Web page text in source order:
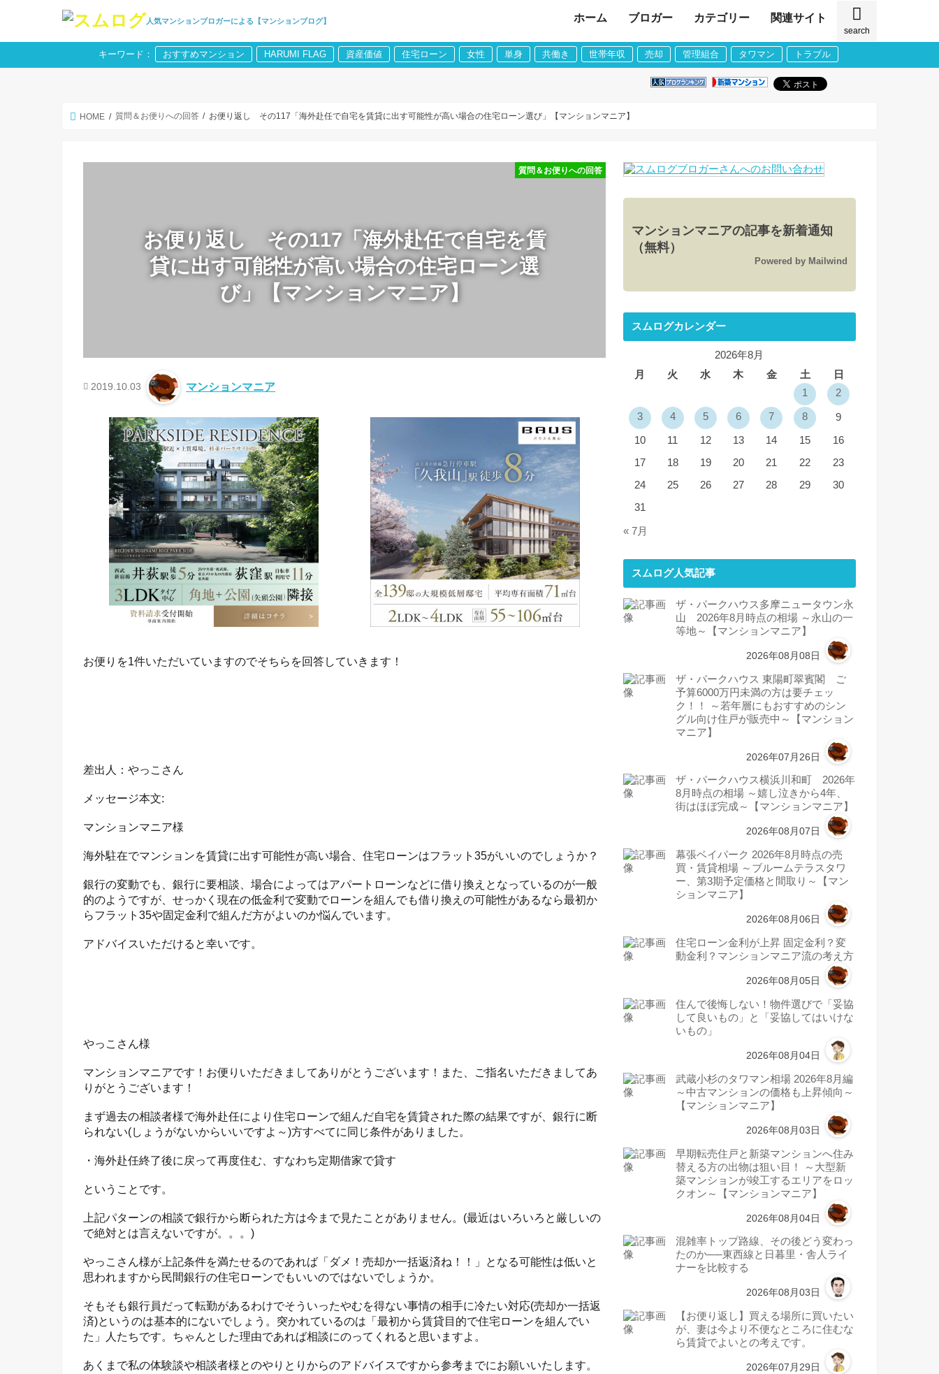
人気マンションブロガーによる【マンションブログ】
search
ホーム ブロガー カテゴリー 関連サイト
キーワード： おすすめマンション HARUMI FLAG 資産価値 住宅ローン 女性 単身 共働き 世帯年収 売却 管理組合 タワマン トラブル
HOME 質問＆お便りへの回答 お便り返し その117「海外赴任で自宅を賃貸に出す可能性が高い場合の住宅ローン選び」【マンションマニア】
お便り返し その117「海外赴任で自宅を賃
貸に出す可能性が高い場合の住宅ローン選
び」【マンションマニア】
質問＆お便りへの回答
2019.10.03 マンションマニア
お便りを1件いただいていますのでそちらを回答していきます！
差出人：やっこさん
メッセージ本文:
マンションマニア様
海外駐在でマンションを賃貸に出す可能性が高い場合、住宅ローンはフラット35がいいのでしょうか？
銀行の変動でも、銀行に要相談、場合によってはアパートローンなどに借り換えとなっているのが一般
的のようですが、せっかく現在の低金利で変動でローンを組んでも借り換えの可能性があるなら最初か
らフラット35や固定金利で組んだ方がよいのか悩んでいます。
アドバイスいただけると幸いです。
やっこさん様
マンションマニアです！お便りいただきましてありがとうございます！また、ご指名いただきましてあ
りがとうございます！
まず過去の相談者様で海外赴任により住宅ローンで組んだ自宅を賃貸された際の結果ですが、銀行に断
られない(しょうがないからいいですよ～)方すべてに同じ条件がありました。
・海外赴任終了後に戻って再度住む、すなわち定期借家で貸す
ということです。
上記パターンの相談で銀行から断られた方は今まで見たことがありません。(最近はいろいろと厳しいの
で絶対とは言えないですが。。。)
やっこさん様が上記条件を満たせるのであれば「ダメ！売却か一括返済ね！！」となる可能性は低いと
思われますから民間銀行の住宅ローンでもいいのではないでしょうか。
そもそも銀行員だって転勤があるわけでそういったやむを得ない事情の相手に冷たい対応(売却か一括返
済)というのは基本的にないでしょう。突かれているのは「最初から賃貸目的で住宅ローンを組んでい
た」人たちです。ちゃんとした理由であれば相談にのってくれると思いますよ。
あくまで私の体験談や相談者様とのやりとりからのアドバイスですから参考までにお願いいたします。
マンションマニアの記事を新着通知
（無料）
Powered by Mailwind
スムログカレンダー
2026年8月
月
火 水 木 金 土
日
1
2
3 4 5 6 7 8 9
10 11 12 13 14 15
16
17
18 19 20 21 22
23
24
25 26 27 28 29
30
31
« 7月
スムログ人気記事
ザ・パークハウス多摩ニュータウン永
山 2026年8月時点の相場 ～永山の一
等地～【マンションマニア】
2026年08月08日
ザ・パークハウス 東陽町翠賓閣 ご
予算6000万円未満の方は要チェッ
ク！！ ～若年層にもおすすめのシン
グル向け住戸が販売中～【マンション
マニア】
2026年07月26日
ザ・パークハウス横浜川和町 2026年
8月時点の相場 ～嬉し泣きから4年、
街はほぼ完成～【マンションマニア】
2026年08月07日
幕張ベイパーク 2026年8月時点の売
買・賃貸相場 ～ブルームテラスタワ
ー、第3期予定価格と間取り～【マン
ションマニア】
2026年08月06日
住宅ローン金利が上昇 固定金利？変
動金利？マンションマニア流の考え方
2026年08月05日
住んで後悔しない！物件選びで「妥協
して良いもの」と「妥協してはいけな
いもの」
2026年08月04日
武蔵小杉のタワマン相場 2026年8月編
～中古マンションの価格も上昇傾向～
【マンションマニア】
2026年08月03日
早期転売住戸と新築マンションへ住み
替える方の出物は狙い目！ ～大型新
築マンションが竣工するエリアをロッ
クオン～【マンションマニア】
2026年08月04日
混雑率トップ路線、その後どう変わっ
たのか──東西線と日暮里・舎人ライ
ナーを比較する
2026年08月03日
【お便り返し】買える場所に買いたい
が、妻は今より不便なところに住むな
ら賃貸でよいとの考えです。
2026年07月29日